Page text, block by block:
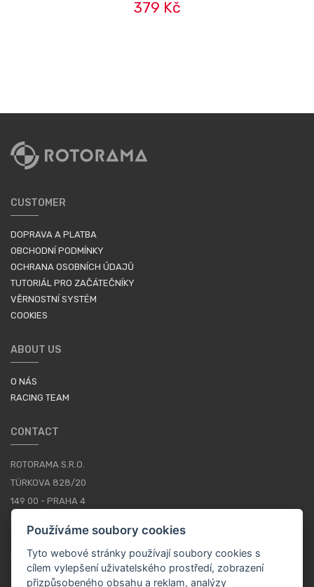
379 Kč
CUSTOMER
DOPRAVA A PLATBA
OBCHODNÍ PODMÍNKY
OCHRANA OSOBNÍCH ÚDAJŮ
TUTORIÁL PRO ZAČÁTEČNÍKY
VĚRNOSTNÍ SYSTÉM
COOKIES
ABOUT US
O NÁS
RACING TEAM
CONTACT
ROTORAMA S.R.O.
TÜRKOVA 828/20
149 00 - PRAHA 4
+420 252 252 098
PROVOZNÍ DOBA: PONDĚLÍ - PÁTEK, 10-16
Používáme soubory cookies
Tyto webové stránky používají soubory cookies s
cílem vylepšení uživatelského prostředí, zobrazení
přizpůsobeného obsahu a reklam, analýzy